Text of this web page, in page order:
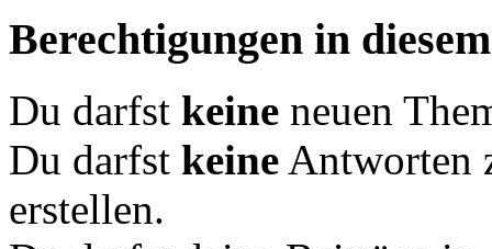
Berechtigungen in
Du darfst keine neuen
Du darfst keine Antworten
erstellen.